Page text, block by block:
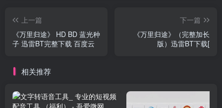
上一篇
《万里归途》 HD BD 蓝光种
子 迅雷BT完整下载 百度云
下一篇
《万里归途》（完整加长
版）迅雷BT下载[
相关推荐